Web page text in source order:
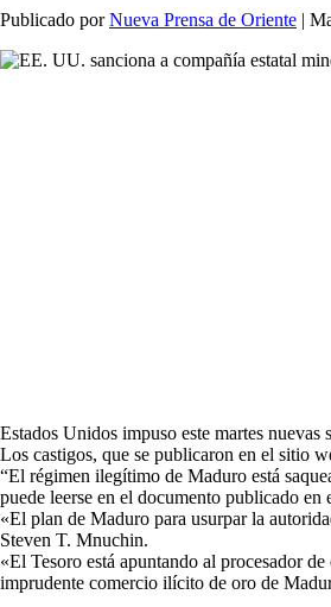
Publicado porNueva Prensa de Oriente |
Estados Unidos impuso este martes
Los castigos, que se publicaron en el sitio
“El régimen ilegítimo de Maduro está
puede leerse en el documento publicado en
«El plan de Maduro para usurpar la
Steven T. Mnuchin.
«El Tesoro está apuntando al procesador
imprudente comercio ilícito de oro de